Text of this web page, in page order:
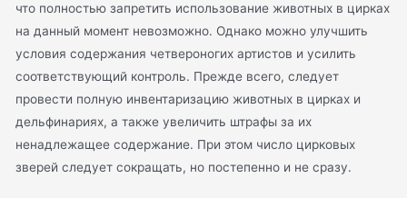
что полностью запретить использование животных в цирках
на данный момент невозможно. Однако можно улучшить
условия содержания четвероногих артистов и усилить
соответствующий контроль. Прежде всего, следует
провести полную инвентаризацию животных в цирках и
дельфинариях, а также увеличить штрафы за их
ненадлежащее содержание. При этом число цирковых
зверей следует сокращать, но постепенно и не сразу.